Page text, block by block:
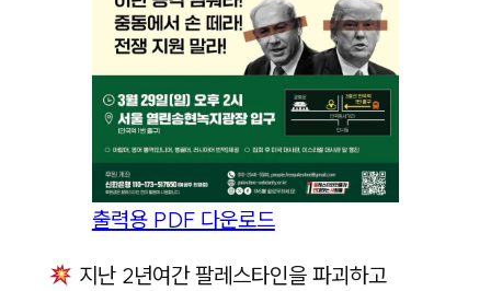
출력용 PDF 다운로드
지난 2년여간 팔레스타인을 파괴하고